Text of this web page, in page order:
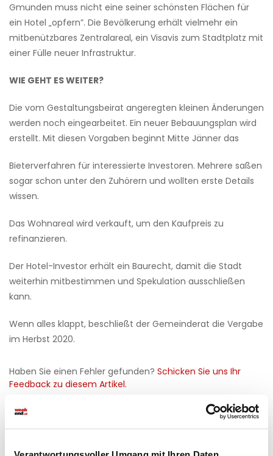
Gmunden muss nicht eine seiner schönsten Flächen für
ein Hotel „opfern”. Die Bevölkerung erhält vielmehr ein
mitbenützbares Zentralareal, ein Visavis zum Stadtplatz mit
einer Fülle neuer Infrastruktur.
WIE GEHT ES WEITER?
Die vom Gestaltungsbeirat angeregten kleinen Änderungen
werden noch eingearbeitet. Ein neuer Bebauungsplan wird
erstellt. Mit diesen Vorgaben beginnt Mitte Jänner das
Bieterverfahren für interessierte Investoren. Mehrere saßen
sogar schon unter den Zuhörern und wollten erste Details
wissen.
Das Wohnareal wird verkauft, um den Kaufpreis zu
refinanzieren.
Der Hotel-Investor erhält ein Baurecht, damit die Stadt
weiterhin mitbestimmen und Spekulation ausschließen
kann.
Wenn alles klappt, beschließt der Gemeinderat die Vergabe
im Herbst 2020.
Haben Sie einen Fehler gefunden? Schicken Sie uns Ihr
Feedback zu diesem Artikel.
teilen